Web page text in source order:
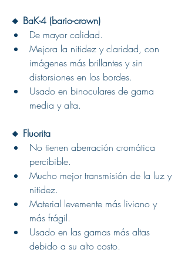
🔸 BaK-4 (bario-crown)
De mayor calidad.
Mejora la nitidez y claridad, con
imágenes más brillantes y sin
distorsiones en los bordes.
Usado en binoculares de gama
media y alta.
🔸 Fluorita
No tienen aberración cromática
percibible.
Mucho mejor transmisión de la luz y
nitidez.
Material levemente más liviano y
más frágil.
Usado en las gamas más altas
debido a su alto costo.